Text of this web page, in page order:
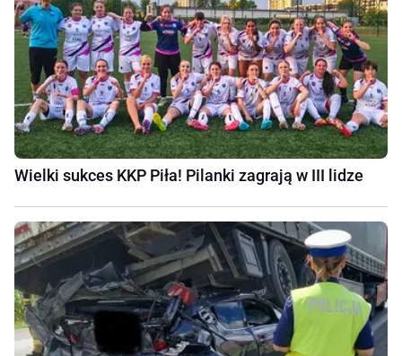
Wielki sukces KKP Piła! Pilanki zagrają w III lidze